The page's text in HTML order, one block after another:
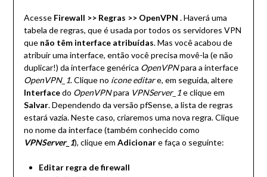
Acesse Firewall >> Regras >> OpenVPN . Haverá uma
tabela de regras, que é usada por todos os servidores VPN
que não têm interface atribuídas. Mas você acabou de
atribuir uma interface, então você precisa movê-la (e não
duplicar!) da interface genérica OpenVPNpara a interface
OpenVPN_1. Clique no ícone editare, em seguida, altere
Interfacedo OpenVPNpara VPNServer_1e clique em
Salvar. Dependendo da versão pfSense, a lista de regras
estará vazia. Neste caso, criaremos uma nova regra. Clique
no nome da interface (também conhecido como
VPNServer_1), clique em Adicionare faça o seguinte:
Editar regra de firewall